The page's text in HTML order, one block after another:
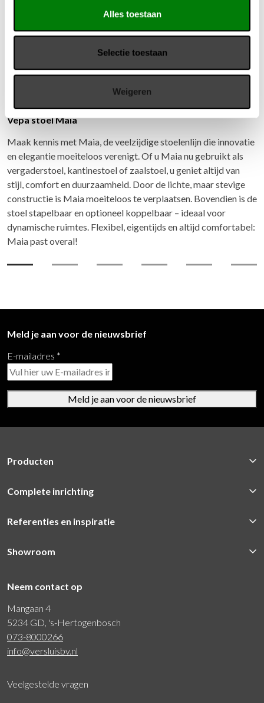
Alles toestaan
Selectie toestaan
Weigeren
Vepa stoel Maia
Maak kennis met Maia, de veelzijdige stoelenlijn die innovatie
en elegantie moeiteloos verenigt. Of u Maia nu gebruikt als
vergaderstoel, kantinestoel of zaalstoel, u geniet altijd van
stijl, comfort en duurzaamheid. Door de lichte, maar stevige
constructie is Maia moeiteloos te verplaatsen. Bovendien is de
stoel stapelbaar en optioneel koppelbaar – ideaal voor
dynamische ruimtes. Flexibel, eigentijds en altijd comfortabel:
Maia past overal!
Meld je aan voor de nieuwsbrief
E-mailadres *
Meld je aan voor de nieuwsbrief
Producten
Complete inrichting
Referenties en inspiratie
Showroom
Neem contact op
Mangaan 4
5234 GD, 's-Hertogenbosch
073-8000266
info@versluisbv.nl
Veelgestelde vragen